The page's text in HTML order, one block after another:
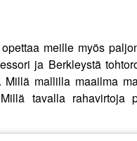
meille myös
ja Berkleystä
mallilla maailma
tavalla rahavirtoja